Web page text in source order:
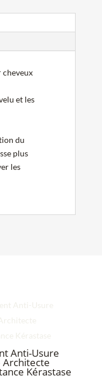
a
v
:
cheveux
et les
du
plus
les
Anti-Usure
Architecte
Kérastase